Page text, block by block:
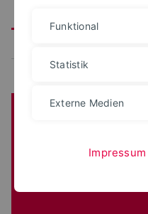
Funktional
Statistik
Externe Medien
Impressum